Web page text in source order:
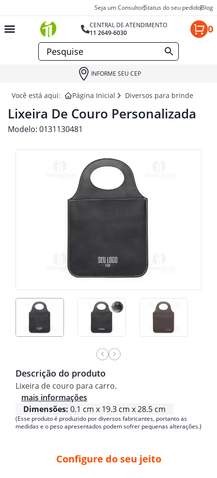
Seja um ConsultorStatus do seu pedidoBlog
CENTRAL DE ATENDIMENTO
11 2649-6030
0
INFORME SEU CEP
Você está aqui: Página Inicial Diversos para brindes
Lixeira De Couro Personalizada
Modelo: 0131130481
Descrição do produto
Lixeira de couro para carro.
mais informações
Dimensões: 0.1 cm x 19.3 cm x 28.5 cm
(Esse produto é produzido por diversos fabricantes, portanto as
medidas e o peso apresentados podem sofrer pequenas alterações.)
Configure do seu jeito